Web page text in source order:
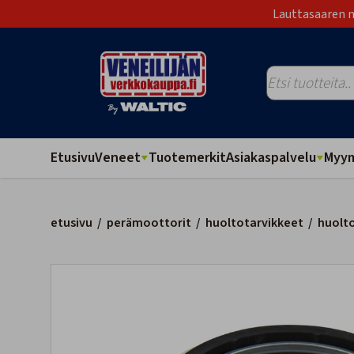
Lauttasaaren
EtusivuVeneet TuotemerkitAsiakaspalvelu
etusivu / perämoottorit / huoltotarvikkeet /